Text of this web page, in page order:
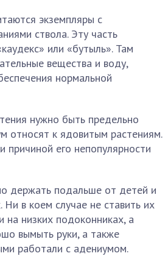
экземпляры с
ствола. Эту часть
или «бутыль». Там
вещества и воду,
нормальной
нужно быть предельно
относят к ядовитым растениям.
причиной его непопулярности
держать подальше от детей и
в коем случае не ставить их
на низких подоконниках, а
вымыть руки, а также
работали с адениумом.